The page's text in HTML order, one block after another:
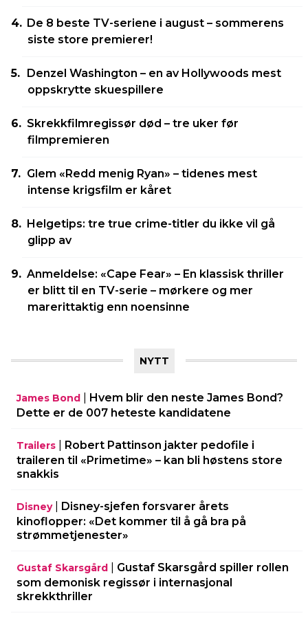
De 8 beste TV-seriene i august – sommerens
siste store premierer!
Denzel Washington – en av Hollywoods mest
oppskrytte skuespillere
Skrekkfilmregissør død – tre uker før
filmpremieren
Glem «Redd menig Ryan» – tidenes mest
intense krigsfilm er kåret
Helgetips: tre true crime-titler du ikke vil gå
glipp av
Anmeldelse: «Cape Fear» – En klassisk thriller
er blitt til en TV-serie – mørkere og mer
marerittaktig enn noensinne
NYTT
James Bond
Hvem blir den neste James Bond?
Dette er de 007 heteste kandidatene
Trailers
Robert Pattinson jakter pedofile i
traileren til «Primetime» – kan bli høstens store
snakkis
Disney| Disney-sjefen forsvarer årets
kinoflopper: «Det kommer til å gå bra på
strømmetjenester»
Gustaf Skarsgård
Gustaf Skarsgård spiller rollen
som demonisk regissør i internasjonal
skrekkthriller